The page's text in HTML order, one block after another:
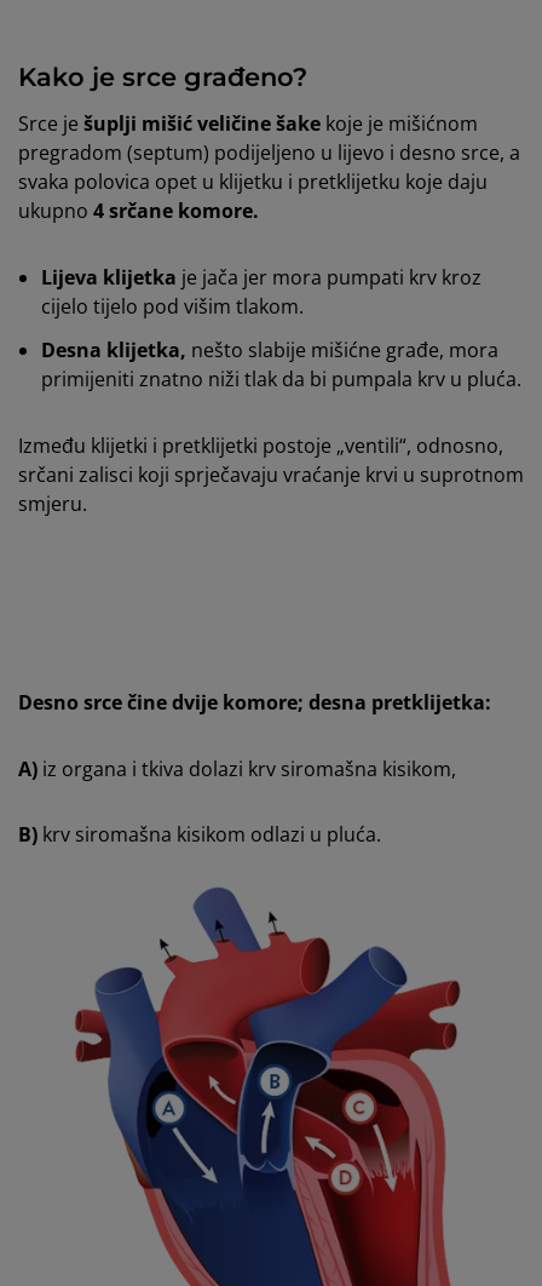
Kako je srce građeno?
Srce je šuplji mišić veličine šake koje je mišićnom
pregradom (septum) podijeljeno u lijevo i desno srce, a
svaka polovica opet u klijetku i pretklijetku koje daju
ukupno 4 srčane komore.
Lijeva klijetka je jača jer mora pumpati krv kroz
cijelo tijelo pod višim tlakom.
Desna klijetka, nešto slabije mišićne građe, mora
primijeniti znatno niži tlak da bi pumpala krv u pluća.
Između klijetki i pretklijetki postoje „ventili“, odnosno,
srčani zalisci koji sprječavaju vraćanje krvi u suprotnom
smjeru.
Desno srce čine dvije komore; desna pretklijetka:
A) iz organa i tkiva dolazi krv siromašna kisikom,
B) krv siromašna kisikom odlazi u pluća.